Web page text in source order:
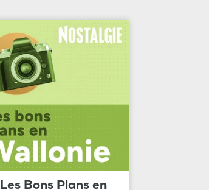
Les Bons Plans en